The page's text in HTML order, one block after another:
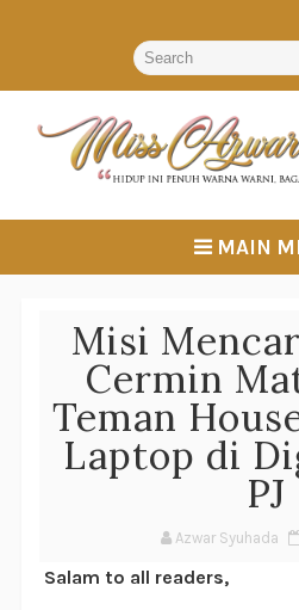
MAIN
Misi
Cermin
Teman
Laptop di
PJ
Azwar Syuhada
Salam to all readers,